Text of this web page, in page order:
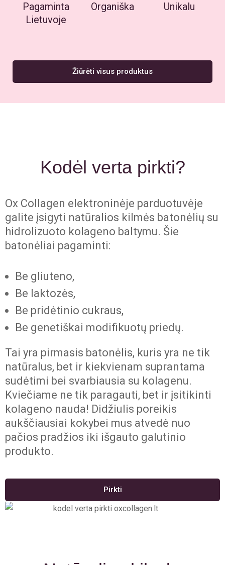
Pagaminta
Lietuvoje
Organiška Unikalu
Žiūrėti visus produktus
Kodėl verta pirkti?
Ox Collagen elektroninėje parduotuvėje
galite įsigyti natūralios kilmės batonėlių su
hidrolizuoto kolageno baltymu. Šie
batonėliai pagaminti:
Be gliuteno,
Be laktozės,
Be pridėtinio cukraus,
Be genetiškai modifikuotų priedų.
Tai yra pirmasis batonėlis, kuris yra ne tik
natūralus, bet ir kiekvienam suprantama
sudėtimi bei svarbiausia su kolagenu.
Kviečiame ne tik paragauti, bet ir įsitikinti
kolageno nauda! Didžiulis poreikis
aukščiausiai kokybei mus atvedė nuo
pačios pradžios iki išgauto galutinio
produkto.
Pirkti